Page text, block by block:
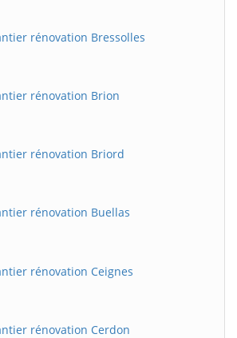
rénovation Bressolles
rénovation Brion
rénovation Briord
rénovation Buellas
rénovation Ceignes
rénovation Cerdon